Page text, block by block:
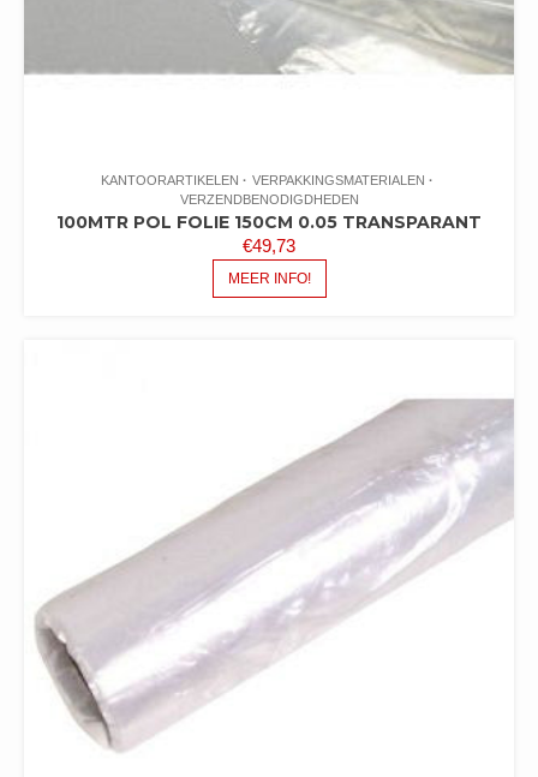
KANTOORARTIKELEN
VERPAKKINGSMATERIALEN
VERZENDBENODIGDHEDEN
100MTR POL FOLIE 150CM 0.05 TRANSPARANT
€49,73
MEER INFO!